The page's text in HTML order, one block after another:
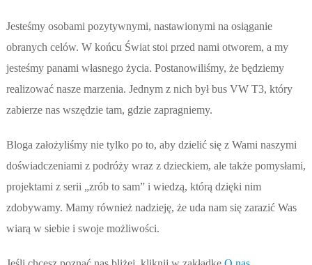
Jesteśmy osobami pozytywnymi, nastawionymi na osiąganie
obranych celów. W końcu Świat stoi przed nami otworem, a my
jesteśmy panami własnego życia. Postanowiliśmy, że będziemy
realizować nasze marzenia. Jednym z nich był bus VW T3, który
zabierze nas wszędzie tam, gdzie zapragniemy.
Bloga założyliśmy nie tylko po to, aby dzielić się z Wami naszymi
doświadczeniami z podróży wraz z dzieckiem, ale także pomysłami,
projektami z serii „zrób to sam” i wiedzą, którą dzięki nim
zdobywamy. Mamy również nadzieję, że uda nam się zarazić Was
wiarą w siebie i swoje możliwości.